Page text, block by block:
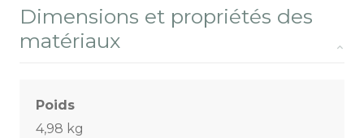
Dimensions et propriétés des
matériaux
Poids
4,98 kg